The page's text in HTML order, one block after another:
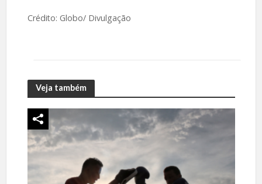
Crédito: Globo/ Divulgação
Veja também